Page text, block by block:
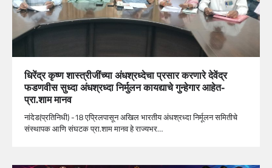
धिरेंद्र कृष्ण शास्त्रीजींच्या अंधश्रध्देचा प्रसार करणारे देवेंद्र
फडणवीस सुध्दा अंधश्रध्दा निर्मुलन कायद्याचे गुन्हेगार आहेत-
प्रा.शाम मानव
नांदेड(प्रतिनिधी) -18 एप्रिलपासून अखिल भारतीय अंधश्रध्दा निर्मूलन समितीचे
संस्थापक आणि संघटक प्रा.शाम मानव हे राज्यभर…